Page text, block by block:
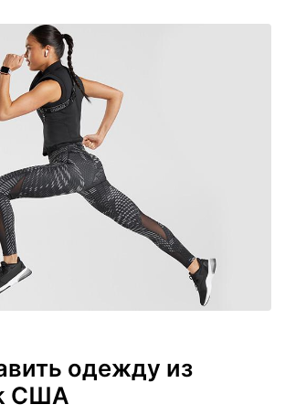
одежду из
США